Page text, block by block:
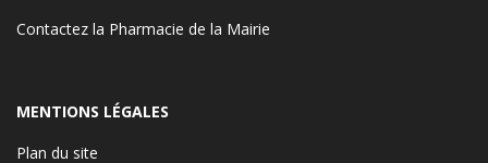
Contactez la Pharmacie de la Mairie
MENTIONS LÉGALES
Plan du site